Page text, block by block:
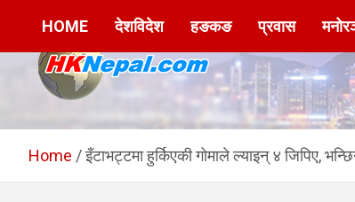
HKNepal.com –
हङकङबाट सञ्चालित
hknepal, hknepal.com, hk nepal, hk nepal com
HOME देशविदेश हङकङ प्रवास
Home इँटाभट्टमा हुर्किएकी गोमाले ल्याइन् ४ जिपिए,